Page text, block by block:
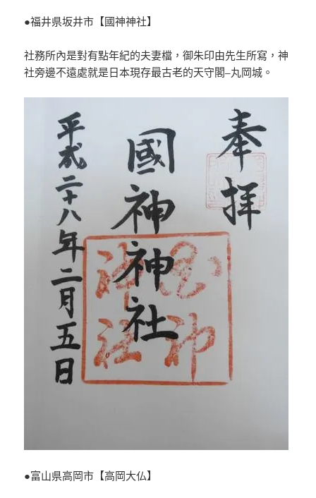
●福井県坂井市【國神神社】
社務所內是對有點年紀的夫妻檔，御朱印由先生所寫，神
社旁邊不遠處就是日本現存最古老的天守閣–丸岡城。
●富山県高岡市【高岡大仏】